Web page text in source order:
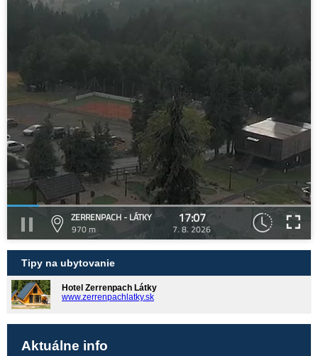
ZERRENPACH - LÁTKY
970 m
17:07
7. 8. 2026
Tipy na ubytovanie
Hotel Zerrenpach Látky
www.zerrenpachlatky.sk
Aktuálne info